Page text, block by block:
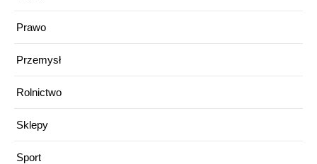
Prawo
Przemysł
Rolnictwo
Sklepy
Sport